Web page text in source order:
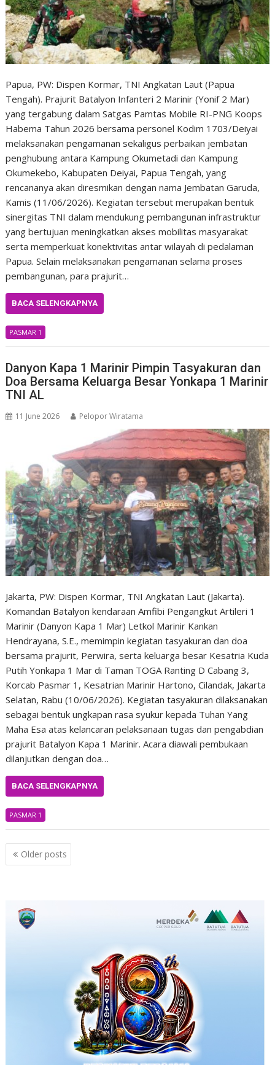
Papua, PW: Dispen Kormar, TNI Angkatan Laut (Papua
Tengah). Prajurit Batalyon Infanteri 2 Marinir (Yonif 2 Mar)
yang tergabung dalam Satgas Pamtas Mobile RI-PNG Koops
Habema Tahun 2026 bersama personel Kodim 1703/Deiyai
melaksanakan pengamanan sekaligus perbaikan jembatan
penghubung antara Kampung Okumetadi dan Kampung
Okumekebo, Kabupaten Deiyai, Papua Tengah, yang
rencananya akan diresmikan dengan nama Jembatan Garuda,
Kamis (11/06/2026). Kegiatan tersebut merupakan bentuk
sinergitas TNI dalam mendukung pembangunan infrastruktur
yang bertujuan meningkatkan akses mobilitas masyarakat
serta memperkuat konektivitas antar wilayah di pedalaman
Papua. Selain melaksanakan pengamanan selama proses
pembangunan, para prajurit…
BACA SELENGKAPNYA
PASMAR 1
Danyon Kapa 1 Marinir Pimpin Tasyakuran dan
Doa Bersama Keluarga Besar Yonkapa 1 Marinir
TNI AL
11 June 2026 Pelopor Wiratama
Jakarta, PW: Dispen Kormar, TNI Angkatan Laut (Jakarta).
Komandan Batalyon kendaraan Amfibi Pengangkut Artileri 1
Marinir (Danyon Kapa 1 Mar) Letkol Marinir Kankan
Hendrayana, S.E., memimpin kegiatan tasyakuran dan doa
bersama prajurit, Perwira, serta keluarga besar Kesatria Kuda
Putih Yonkapa 1 Mar di Taman TOGA Ranting D Cabang 3,
Korcab Pasmar 1, Kesatrian Marinir Hartono, Cilandak, Jakarta
Selatan, Rabu (10/06/2026). Kegiatan tasyakuran dilaksanakan
sebagai bentuk ungkapan rasa syukur kepada Tuhan Yang
Maha Esa atas kelancaran pelaksanaan tugas dan pengabdian
prajurit Batalyon Kapa 1 Marinir. Acara diawali pembukaan
dilanjutkan dengan doa…
BACA SELENGKAPNYA
PASMAR 1
Posts
navigation
Older posts